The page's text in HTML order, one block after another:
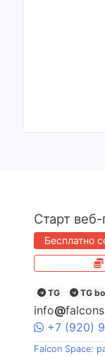
Старт
Бесплатно
TG TG
info@
+7 (920)
Falcon Space: